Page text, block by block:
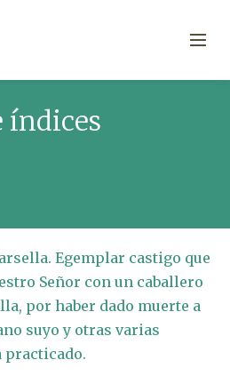
índices
Egemplar castigo que
Señor con un caballero
por haber dado muerte a
suyo y otras varias
practicado.